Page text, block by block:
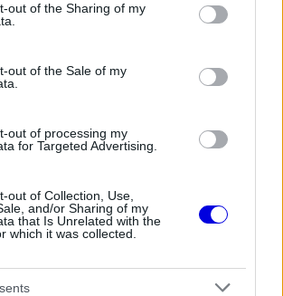
visit or usage behaviour. You may click to
to Google and its third-party tags to
below specified purposes in below Google
out of the Sharing of my
out of the Sale of my
out of processing my
for Targeted Advertising.
out of Collection, Use,
and/or Sharing of my
that Is Unrelated with the
which it was collected.
is not supported.
a csapat egyértelművé
Nagydíjat követően
miszerint a
szándékosan engedte el